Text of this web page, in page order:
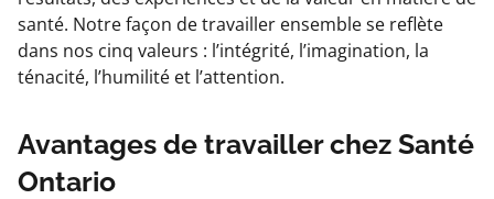
santé. Notre façon de travailler ensemble se reflète
dans nos cinq valeurs : l’intégrité, l’imagination, la
ténacité, l’humilité et l’attention.
Avantages de travailler chez Santé
Ontario